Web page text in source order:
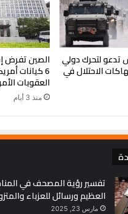
لتحرك دولي
الاحتلال في
الصين تفرض
6 كيانات
العقوبات
منذ 3 أيام
تفسير رؤية المصحف في
العظيم ورسائل للعزباء
مارس 23, 2025